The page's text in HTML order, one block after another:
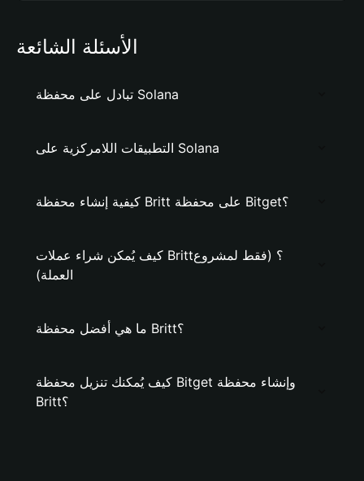
الأسئلة الشائعة
تبادل على محفظة Solana
التطبيقات اللامركزية على Solana
كيفية إنشاء محفظة Britt على محفظة Bitget؟
كيف يُمكن شراء عملات Britt؟ (فقط لمشروع
العملة)
ما هي أفضل محفظة Britt؟
كيف يُمكنك تنزيل محفظة Bitget وإنشاء محفظة
Britt؟